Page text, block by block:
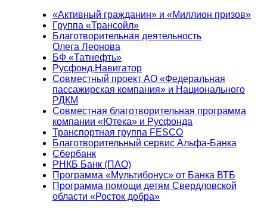
«Активный гражданин» и «Миллион призов»
Группа «Трансойл»
Благотворительная деятельность
Олега Леонова
БФ «Татнефть»
Русфонд.Навигатор
Совместный проект АО «Федеральная
пассажирская компания» и Национального
РДКМ
Совместная благотворительная программа
компании «Ютека» и Русфонда
Транспортная группа FESCO
Благотворительный сервис Альфа-Банка
Сбербанк
РНКБ Банк (ПАО)
Программа «Мультибонус» от Банка ВТБ
Программа помощи детям Свердловской
области «Росток добра»